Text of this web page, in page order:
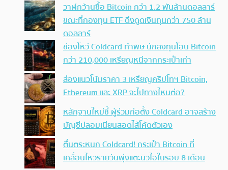
วาฬกว้านซื้อ Bitcoin กว่า 1.2 พันล้านดอลลาร์
ขณะที่กองทุน ETF ดึงดูดเงินทุนกว่า 750 ล้าน
ดอลลาร์
ช่องโหว่ Coldcard ทำพิษ นักลงทุนโอน Bitcoin
กว่า 210,000 เหรียญหนีจากกระเป๋าเก่า
ส่องแนวโน้มราคา 3 เหรียญคริปโทฯ Bitcoin,
Ethereum และ XRP จะไปทางไหนต่อ?
หลักฐานใหม่ชี้ ผู้ร่วมก่อตั้ง Coldcard อาจสร้าง
บัญชีปลอมเนียนสอดไส้โค้ดตัวเอง
ตื่นตระหนก Coldcard! กระเป๋า Bitcoin ที่
เคลื่อนไหวรายวันพุ่งแตะนิวไฮในรอบ 8 เดือน